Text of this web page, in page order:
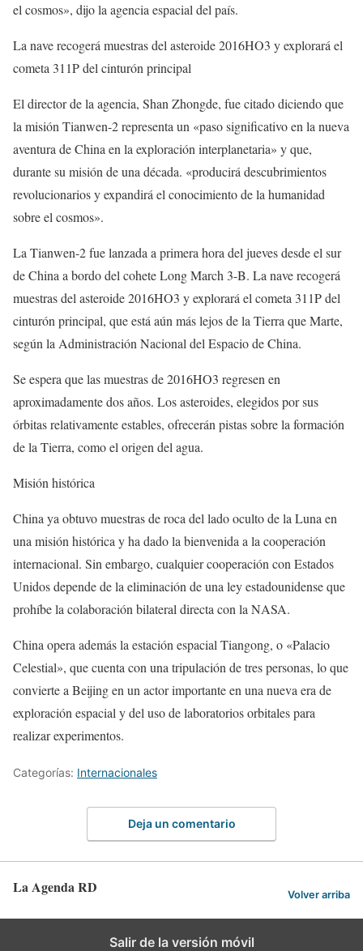
el cosmos», dijo la agencia espacial del país.
La nave recogerá muestras del asteroide 2016HO3 y explorará el
cometa 311P del cinturón principal
El director de la agencia, Shan Zhongde, fue citado diciendo que
la misión Tianwen-2 representa un «paso significativo en la nueva
aventura de China en la exploración interplanetaria» y que,
durante su misión de una década. «producirá descubrimientos
revolucionarios y expandirá el conocimiento de la humanidad
sobre el cosmos».
La Tianwen-2 fue lanzada a primera hora del jueves desde el sur
de China a bordo del cohete Long March 3-B. La nave recogerá
muestras del asteroide 2016HO3 y explorará el cometa 311P del
cinturón principal, que está aún más lejos de la Tierra que Marte,
según la Administración Nacional del Espacio de China.
Se espera que las muestras de 2016HO3 regresen en
aproximadamente dos años. Los asteroides, elegidos por sus
órbitas relativamente estables, ofrecerán pistas sobre la formación
de la Tierra, como el origen del agua.
Misión histórica
China ya obtuvo muestras de roca del lado oculto de la Luna en
una misión histórica y ha dado la bienvenida a la cooperación
internacional. Sin embargo, cualquier cooperación con Estados
Unidos depende de la eliminación de una ley estadounidense que
prohíbe la colaboración bilateral directa con la NASA.
China opera además la estación espacial Tiangong, o «Palacio
Celestial», que cuenta con una tripulación de tres personas, lo que
convierte a Beijing en un actor importante en una nueva era de
exploración espacial y del uso de laboratorios orbitales para
realizar experimentos.
Categorías: Internacionales
Deja un comentario
La Agenda RD Volver arriba
Salir de la versión móvil